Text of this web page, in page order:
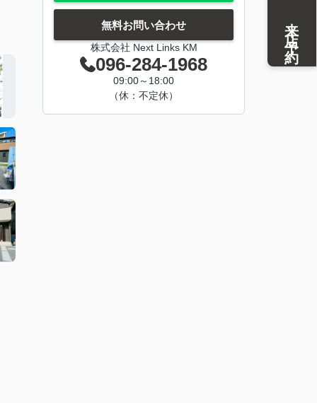
無料お問い合わせ
株式会社 Next Links KM
096-284-1968
09:00～18:00
（休：不定休）
来店予約